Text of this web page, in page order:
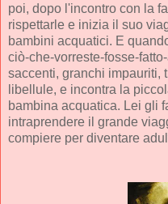
poi, dopo l'incontro con la
rispettarle e inizia il suo
bambini acquatici. E
ciò-che-vorreste-fosse-
saccenti, granchi impauriti,
libellule, e incontra la
bambina acquatica. Lei gli
intraprendere il grande
compiere per diventare